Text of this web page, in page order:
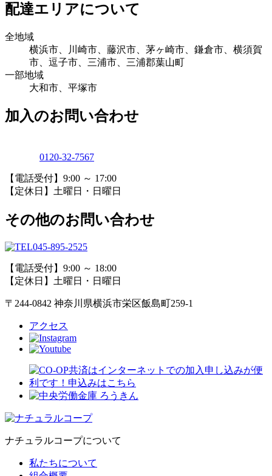
配達エリアについて
全地域
横浜市、川崎市、藤沢市、茅ヶ崎市、鎌倉市、横須賀
市、逗子市、三浦市、三浦郡葉山町
一部地域
大和市、平塚市
加入のお問い合わせ
0120-32-7567
【電話受付】9:00 ～ 17:00
【定休日】土曜日・日曜日
その他のお問い合わせ
045-895-2525
【電話受付】9:00 ～ 18:00
【定休日】土曜日・日曜日
〒244-0842 神奈川県横浜市栄区飯島町259-1
アクセス
ナチュラルコープについて
私たちについて